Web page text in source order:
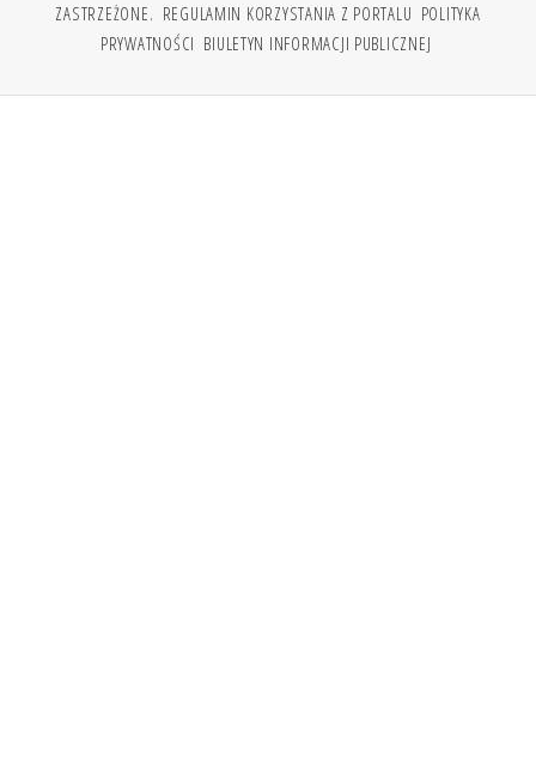
ZASTRZEŻONE. REGULAMIN KORZYSTANIA Z PORTALU POLITYKA
PRYWATNOŚCI BIULETYN INFORMACJI PUBLICZNEJ